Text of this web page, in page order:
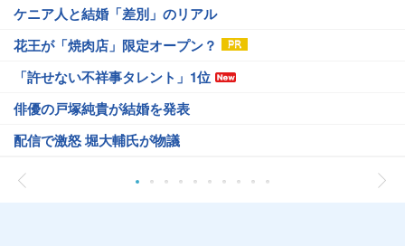
ケニア人と結婚「差別」のリアル
花王が「焼肉店」限定オープン？
「許せない不祥事タレント」1位
俳優の戸塚純貴が結婚を発表
配信で激怒 堀大輔氏が物議